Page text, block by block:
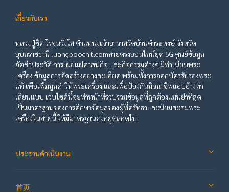
เกี่ยวกับเรา
หลวงปู่ชิต โรจนวังโส ตำแหน่งเจ้าอาวาสวัดบ้านคำระหงษ์ จังหวัด
อุบลราชธานี luangpoochit.comสายตรงออนไลน์ยุค 5G ศูนย์ข้อมูล
อัตชีวประวัติ การเผยแผ่ศาสนกิจ และกิจกรรมต่างๆ มีทำเนียบพระ
เครื่อง ข้อมูลการจัดสร้างอย่างละเอียด พร้อมทั้งการออกบัตรรับรองพระ
แท้ เพื่อเพิ่มมูลค่าให้พระเครื่อง และเพื่อป้องกันมิจฉาชีพแอบอ้างทำ
เลียนแบบ เวบไซต์นี้จะทำหน้าที่รวบรวมข้อมูลที่ถูกต้องแม่นยำที่สุด
เป็นมาตรฐานของการศึกษาข้อมูลของผู้ที่ศรัทธาและนิยมสะสมพระ
เครื่องในสายนี้ ให้มีมาตรฐานคงอยู่ตลอดไป
ประธานดำเนินงาน
首页